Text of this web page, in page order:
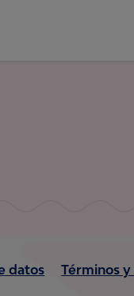
datos Términos